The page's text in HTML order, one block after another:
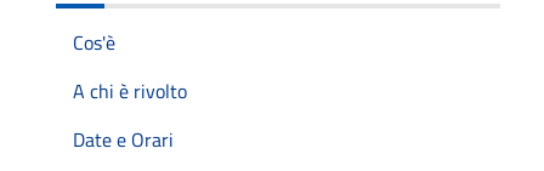
Cos'è
A chi è rivolto
Date e Orari